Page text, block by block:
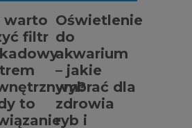
warto
filtr
to
Oświetlenie
do
akwarium
– jakie
wybrać dla
zdrowia
ryb i